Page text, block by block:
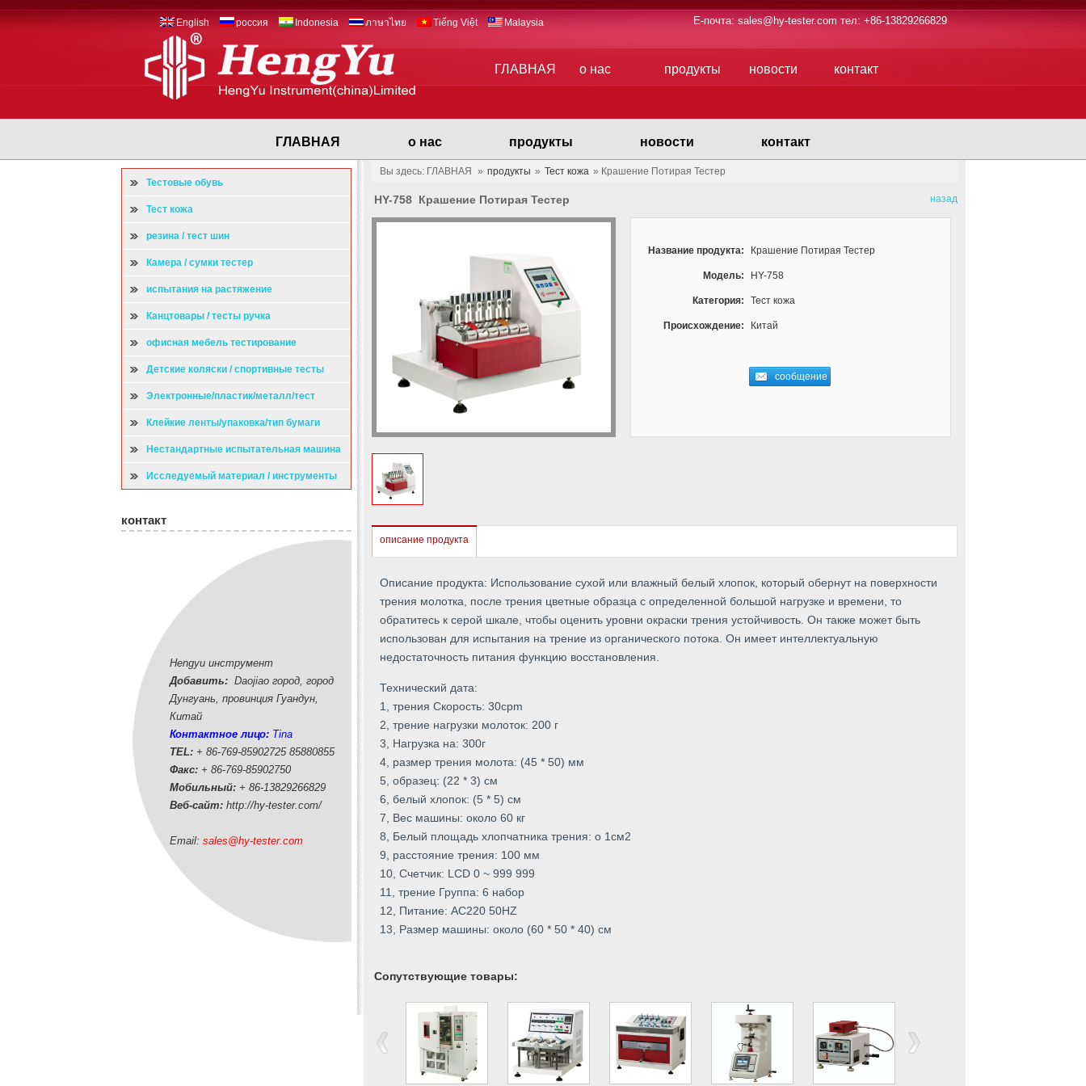
Malaysia
Tiếng Việt
ภาษาไทย
Indonesia
россия
English E-почта: sales@hy-tester.com тел: +86-13829266829
ГЛАВНАЯ о нас продукты новости контакт
ГЛАВНАЯ о нас продукты новости контакт
Тестовые обувь
Тест кожа
резина / тест шин
Камера / сумки тестер
испытания на растяжение
Канцтовары / тесты ручка
офисная мебель тестирование
Детские коляски / спортивные тесты
Электронные/пластик/металл/тест
Клейкие ленты/упаковка/тип бумаги
испытательная машина
Нестандартные испытательная машина
Исследуемый материал / инструменты
контакт
Hengyu инструмент
Добавить:Daojiao город, город
Дунгуань, провинция Гуандун,
Китай
Контактное лицо: Tina
TEL:+ 86-769-85902725 85880855
Факс:+ 86-769-85902750
Мобильный:+ 86-13829266829
Веб-сайт: http://hy-tester.com/
Email: sales@hy-tester.com
Вы здесь: ГЛАВНАЯ » продукты » Тест кожа » Крашение Потирая Тестер
назад
HY-758 Крашение Потирая Тестер
Название продукта: Крашение Потирая Тестер
Модель: HY-758
Категория: Тест кожа
Происхождение: Китай
описание продукта
Описание продукта: Использование сухой или влажный белый хлопок, который обернут на поверхности
трения молотка, после трения цветные образца с определенной большой нагрузке и времени, то
обратитесь к серой шкале, чтобы оценить уровни окраски трения устойчивость. Он также может быть
использован для испытания на трение из органического потока. Он имеет интеллектуальную
недостаточность питания функцию восстановления.
Технический дата:
1, трения Скорость: 30cpm
2, трение нагрузки молоток: 200 г
3, Нагрузка на: 300г
4, размер трения молота: (45 * 50) мм
5, образец: (22 * 3) см
6, белый хлопок: (5 * 5) см
7, Вес машины: около 60 кг
8, Белый площадь хлопчатника трения: о 1см2
9, расстояние трения: 100 мм
10, Счетчик: LCD 0 ~ 999 999
11, трение Группа: 6 набор
12, Питание: AC220 50HZ
13, Размер машины: около (60 * 50 * 40) см
Сопутствующие товары: